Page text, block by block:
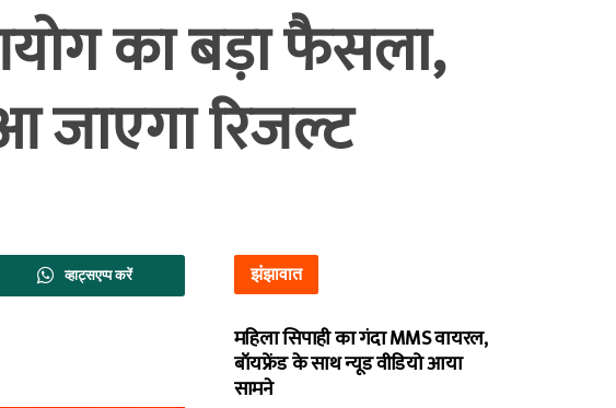
का बड़ा फैसला,
रिजल्ट
व्हाट्सएप्प करें झंझावात
महिला सिपाही का गंदा MMS वायरल,
बॉयफ्रेंड के साथ न्यूड वीडियो आया
सामने